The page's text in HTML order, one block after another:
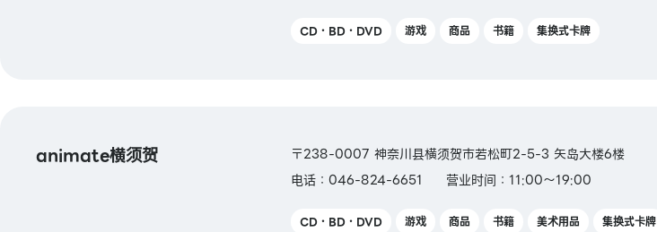
CD・BD・DVD 游戏 商品 书籍 集换式卡牌
animate横须贺
〒238-0007 神奈川县横须贺市若松町2-5-3 矢岛大楼6楼
电话：046-824-6651
营业时间：11:00～19:00
CD・BD・DVD 游戏 商品 书籍 美术用品 集换式卡牌